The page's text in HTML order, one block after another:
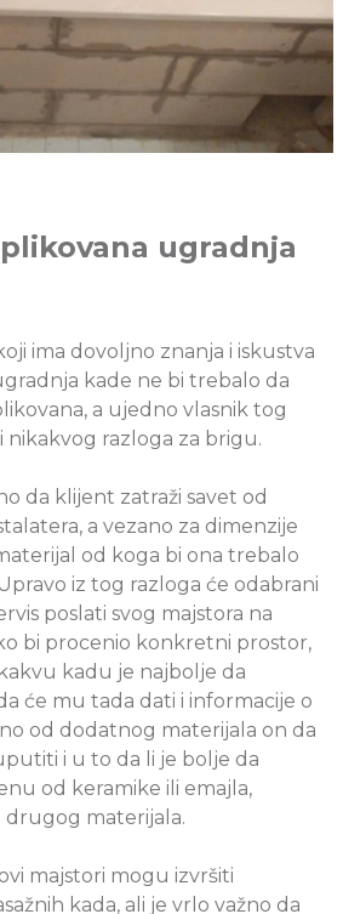
ugradnja
ima dovoljno znanja i iskustva
kade ne bi trebalo da
a ujedno vlasnik tog
nikakvog razloga za brigu.
da klijent zatraži savet od
a vezano za dimenzije
od koga bi ona trebalo
iz tog razloga će odabrani
poslati svog majstora na
bi procenio konkretni prostor,
kadu je najbolje da
će mu tada dati i informacije o
od dodatnog materijala on da
i u to da li je bolje da
od keramike ili emajla,
materijala.
majstori mogu izvršiti
kada, ali je vrlo važno da